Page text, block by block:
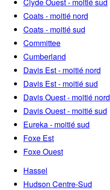
Coats - moitié nord
Coats - moitié sud
Committee
Cumberland
Davis Est - moitié nord
Davis Est - moitié sud
Davis Ouest - moitié nord
Davis Ouest - moitié sud
Eureka - moitié sud
Foxe Est
Foxe Ouest
Hassel
Hudson Centre-Sud